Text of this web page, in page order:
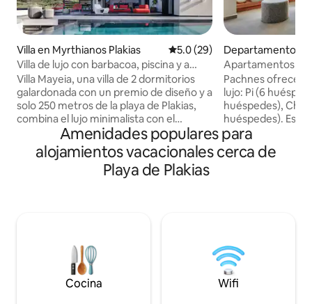
Villa en Myrthianos Plakias Calificación promedio: 5.0 de
5.0 (29)
Villa de lujo con barbacoa, piscina y a
unos pasos de la playa
Villa Mayeia, una villa de 2 dormitorios
galardonada con un premio de diseño y a
solo 250 metros de la playa de Plakias,
combina el lujo minimalista con el
encanto bohemio, con capacidad para 5
personas. Cada habitación en suite
cuenta con camas tamaño king,
colchones de primera calidad y vistas
incluye una cocina totalmente equipada,
TV inteligente y servicios modernos.
Perfecto para familias o amigos.
Departamento en
Apartamentos de
al mar, piscina
Pachnes ofrece
lujo: Pi (6
huéspedes), Chi
huéspedes). Este
con 2 camas
recámaras, una
ventanas
microondas y
propiedad ofrece
compartida y una
para los cuatro
Amenidades populares para
alojamientos vacacionales cerca de
Playa de Plakias
Cocina Wifi